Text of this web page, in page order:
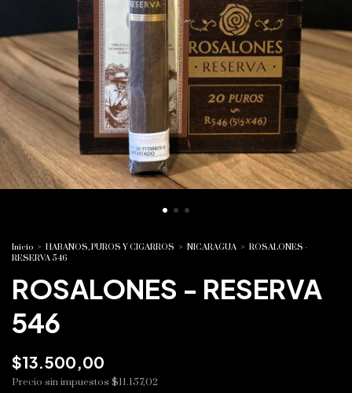
Inicio > HABANOS, PUROS Y CIGARROS > NICARAGUA > ROSALONES -
RESERVA 546
ROSALONES - RESERVA
546
$13.500,00
Precio sin impuestos $11.157,02